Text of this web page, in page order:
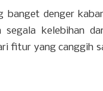
banget denger
kelebihan
fitur yang canggih